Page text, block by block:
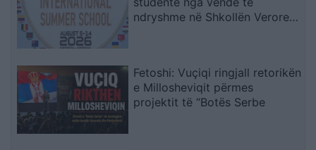
ndryshme në Shkollën Verore
Fetoshi: Vuçiqi ringjall retorikën
e Millosheviqit përmes
projektit të “Botës Serbe